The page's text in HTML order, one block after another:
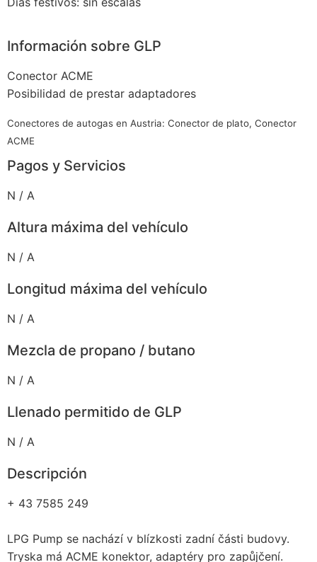
Información sobre GLP
Conector ACME
Posibilidad de prestar adaptadores
Conectores de autogas en Austria: Conector de plato, Conector
ACME
Pagos y Servicios
N / A
Altura máxima del vehículo
N / A
Longitud máxima del vehículo
N / A
Mezcla de propano / butano
N / A
Llenado permitido de GLP
N / A
Descripción
+ 43 7585 249
LPG Pump se nachází v blízkosti zadní části budovy.
Tryska má ACME konektor, adaptéry pro zapůjčení.